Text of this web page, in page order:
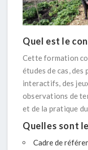
Quel est le
Cette formation
études de cas,
interactifs, des
observations de
et de la pratique
Quelles sont
Cadre de